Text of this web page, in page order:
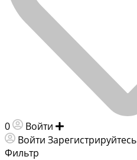
0 Войти
Войти Зарегистрируйтесь
Фильтр